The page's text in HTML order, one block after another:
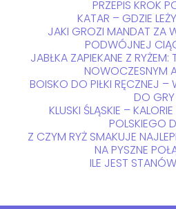
PRZEPIS KROK
KATAR – GDZIE
JAKI GROZI MANDAT ZA
PODWÓJNEJ
JABŁKA ZAPIEKANE Z
NOWOCZESNYM
BOISKO DO PIŁKI RĘCZNEJ –
DO GRY
KLUSKI ŚLĄSKIE –
POLSKIEGO
Z CZYM RYŻ SMAKUJE
NA PYSZNE
ILE JEST